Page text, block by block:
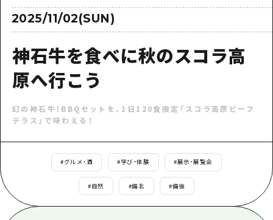
学び・体験
歴史・文化
癒し
自然
宮島周辺
山口県東部
弾丸
半日
1泊2日
2泊3日
山口県東部
愛媛県
島根県
施設の混雑状況のお知らせ
手荷物預かり・配送サービス
広島おもてなしパス
HIROSHIMA FREE Wi-Fi
観光案内所
広島県を訪れる外国人旅行者向け情報一
ボランティアガイド
ユニバーサルツーリズム
お問い合わせ
事業者・学校関係者の皆さま
2025/11/02(SUN)
神石牛を食べに秋のスコラ高
原へ行こう
幻の神石牛！BBQセットを、1日120食限定「スコラ高原ビーフ
テラス」で味わえる！
#グルメ・酒 #学び・体験 #展示・展覧会
#自然 #備北 #備後